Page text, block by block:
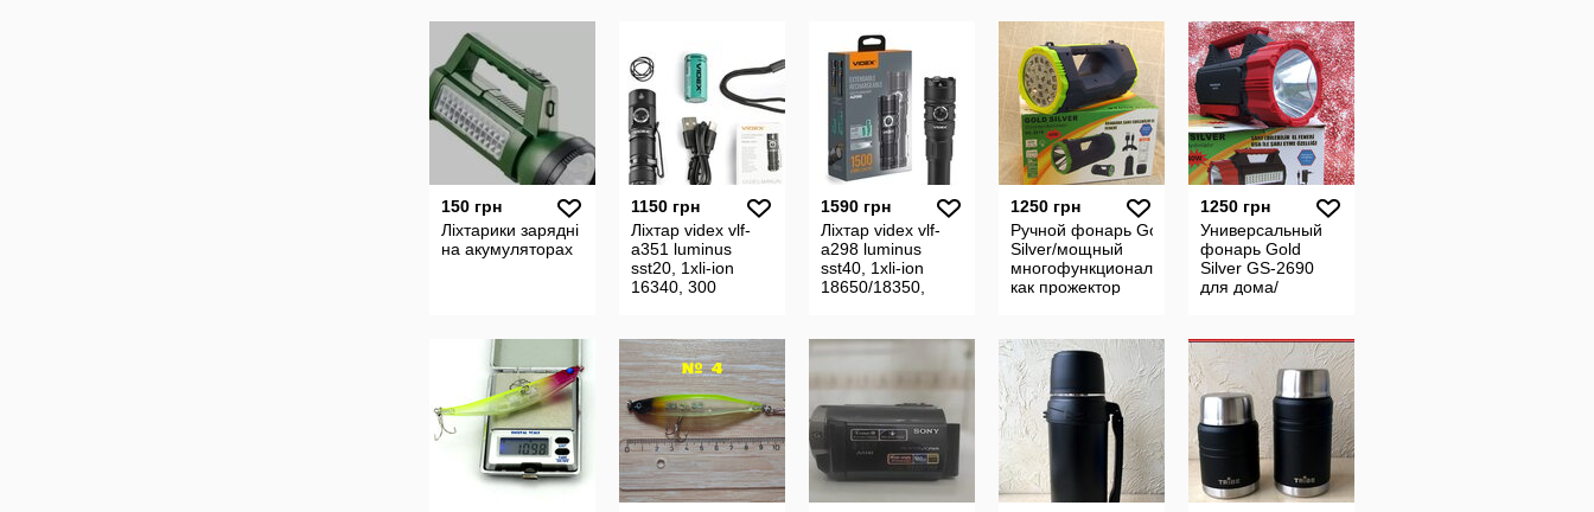
150 грн
Ліхтарики зарядні
на акумуляторах
1150 грн
Ліхтар videx vlf-
a351 luminus
sst20, 1xli-ion
16340, 300
1590 грн
Ліхтар videx vlf-
a298 luminus
sst40, 1xli-ion
18650/18350,
1250 грн
Ручной фонарь Gold
Silver/мощный
многофункциональный
как прожектор
1250 грн
Универсальный
фонарь Gold
Silver GS-2690
для дома/